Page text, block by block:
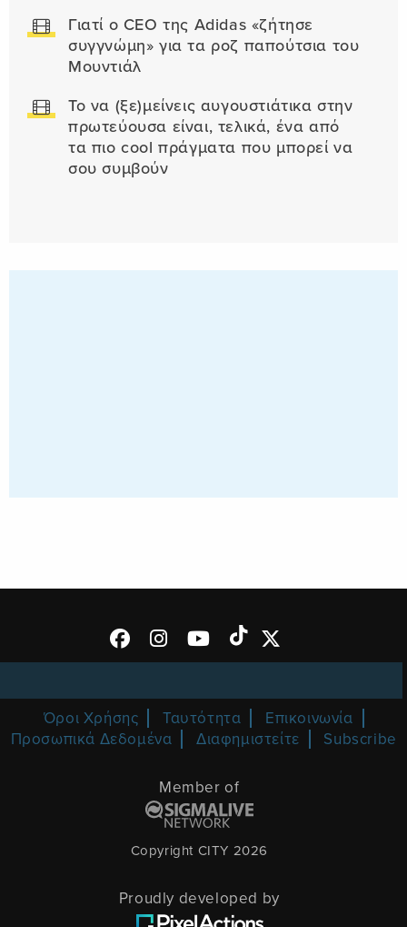
Γιατί ο CEO της Adidas «ζήτησε
συγγνώμη» για τα ροζ παπούτσια του
Μουντιάλ
Το να (ξε)μείνεις αυγουστιάτικα στην
πρωτεύουσα είναι, τελικά, ένα από
τα πιο cool πράγματα που μπορεί να
σου συμβούν
Όροι Χρήσης Ταυτότητα
Επικοινωνία
Προσωπικά Δεδομένα
Διαφημιστείτε Subscribe
Member of
Copyright CITY 2026
Proudly developed by